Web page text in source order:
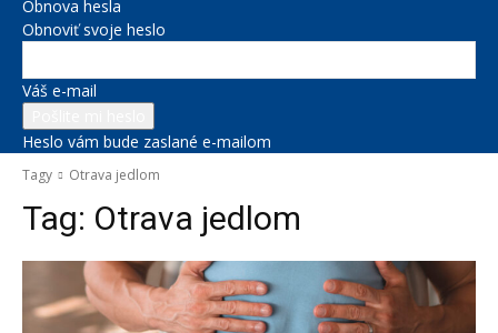
Obnova hesla
Obnoviť svoje heslo
Váš e-mail
Heslo vám bude zaslané e-mailom
Tagy Otrava jedlom
Tag: Otrava jedlom